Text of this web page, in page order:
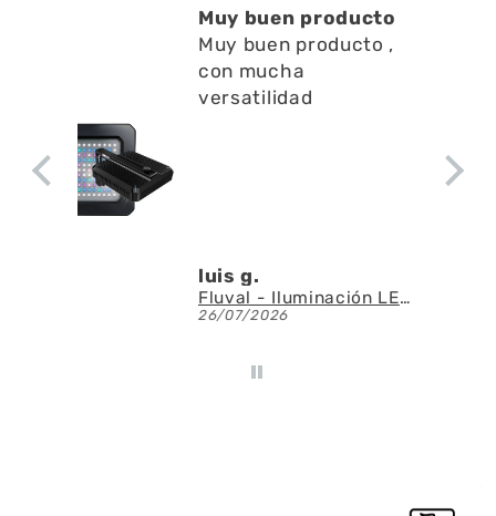
Muy buen producto
Muy buen producto ,
con mucha
versatilidad
luis g.
Fluval - Iluminación LED Nano Reef 4.0 de 25W
26/07/2026